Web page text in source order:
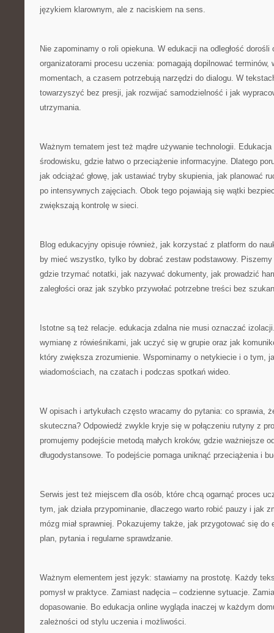
językiem klarownym, ale z naciskiem na sens.
Nie zapominamy o roli opiekuna. W edukacji na odległość
organizatorami procesu uczenia: pomagają dopilnować terminów,
momentach, a czasem potrzebują narzędzi do dialogu. W
towarzyszyć bez presji, jak rozwijać samodzielność i jak
utrzymania.
Ważnym tematem jest też mądre używanie technologii.
środowisku, gdzie łatwo o przeciążenie informacyjne. Dlatego
jak odciążać głowę, jak ustawiać tryby skupienia, jak planować
po intensywnych zajęciach. Obok tego pojawiają się wątki
zwiększają kontrolę w sieci.
Blog edukacyjny opisuje również, jak korzystać z platform do
by mieć wszystko, tylko by dobrać zestaw podstawowy.
gdzie trzymać notatki, jak nazywać dokumenty, jak prowadzić
zaległości oraz jak szybko przywołać potrzebne treści bez
Istotne są też relacje. edukacja zdalna nie musi oznaczać
wymianę z rówieśnikami, jak uczyć się w grupie oraz jak
który zwiększa zrozumienie. Wspominamy o netykiecie i o tym,
wiadomościach, na czatach i podczas spotkań wideo.
W opisach i artykułach często wracamy do pytania: co sprawia,
skuteczna? Odpowiedź zwykle kryje się w połączeniu rutyny z
promujemy podejście metodą małych kroków, gdzie ważniejsze
długodystansowe. To podejście pomaga uniknąć przeciążenia i
Serwis jest też miejscem dla osób, które chcą ogarnąć proces
tym, jak działa przypominanie, dlaczego warto robić pauzy i jak
mózg miał sprawniej. Pokazujemy także, jak przygotować się do
plan, pytania i regularne sprawdzanie.
Ważnym elementem jest język: stawiamy na prostotę. Każdy
pomysł w praktyce. Zamiast nadęcia – codzienne sytuacje.
dopasowanie. Bo edukacja online wygląda inaczej w każdym
zależności od stylu uczenia i możliwości.